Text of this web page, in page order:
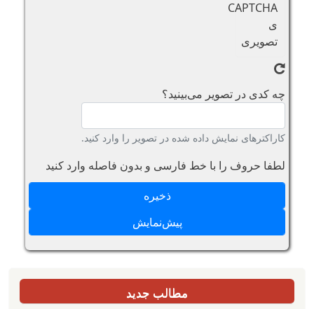
چه کدی در تصویر می‌بینید؟
کاراکترهای نمایش داده شده در تصویر را وارد کنید.
لطفا حروف را با خط فارسی و بدون فاصله وارد کنید
مطالب جدید